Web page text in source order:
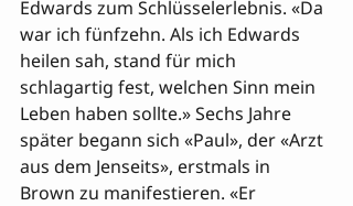
Edwards zum Schlüsselerlebnis. «Da
war ich fünfzehn. Als ich Edwards
heilen sah, stand für mich
schlagartig fest, welchen Sinn mein
Leben haben sollte.» Sechs Jahre
später begann sich «Paul», der «Arzt
aus dem Jenseits», erstmals in
Brown zu manifestieren. «Er